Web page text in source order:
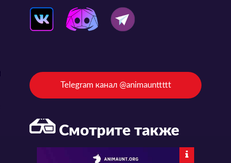
Telegram канал @animaunttttt
Смотрите также